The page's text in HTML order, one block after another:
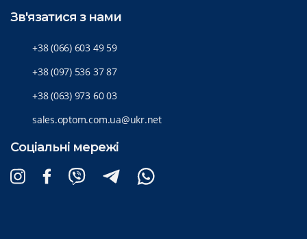
Зв'язатися з нами
+38 (066) 603 49 59
+38 (097) 536 37 87
+38 (063) 973 60 03
sales.optom.com.ua@ukr.net
Соціальні мережі